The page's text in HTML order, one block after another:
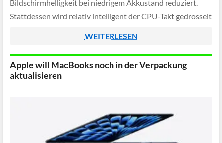
Bildschirmhelligkeit bei niedrigem Akkustand reduziert.
Stattdessen wird relativ intelligent der CPU-Takt gedrosselt
System insgesamt eine geringere Leistungsaufnahme hat.
WEITERLESEN
Apple will MacBooks noch in der Verpackung
aktualisieren